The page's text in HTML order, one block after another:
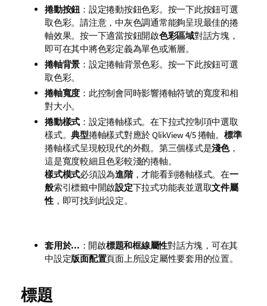
捲動按鈕 ：設定捲動按鈕色彩。按一下此按鈕可選
取色彩。請注意，中灰色調通常能夠呈現最佳的捲
軸效果。按一下適當按鈕開啟色彩區域對話方塊，
即可在其中將色彩定義為單色或漸層。
捲軸背景 ：設定捲軸背景色彩。按一下此按鈕可選
取色彩。
捲軸寬度 ：此控制會同時影響捲軸符號的寬度和相
對大小。
捲動樣式 ：設定捲軸樣式。在下拉式控制項中選取
樣式。典型捲軸樣式對應於 QlikView 4/5 捲軸。 標準
捲軸樣式呈現較現代的外觀。第三個樣式是淺色，
這是寬度較細且色彩較淺的捲軸。
樣式模式必須設為進階，才能看到捲軸樣式。在一
般索引標籤中開啟設定下拉式功能表並選取文件屬
性，即可找到此設定。
套用於... ：開啟標題和框線屬性對話方塊，可在其
中設定版面配置頁面上所設定屬性要套用的位置。
標題